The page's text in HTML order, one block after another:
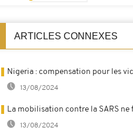
ARTICLES CONNEXES
Nigeria : compensation pour les
13/08/2024
La mobilisation contre la SARS ne
13/08/2024